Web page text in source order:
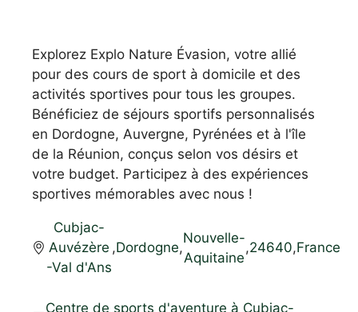
Explorez Explo Nature Évasion, votre allié
pour des cours de sport à domicile et des
activités sportives pour tous les groupes.
Bénéficiez de séjours sportifs personnalisés
en Dordogne, Auvergne, Pyrénées et à l'île
de la Réunion, conçus selon vos désirs et
votre budget. Participez à des expériences
sportives mémorables avec nous !
Cubjac-
Auvézère
-Val d'Ans
,Dordogne,
Nouvelle-
Aquitaine
,24640,France
Centre de sports d'aventure à Cubjac-